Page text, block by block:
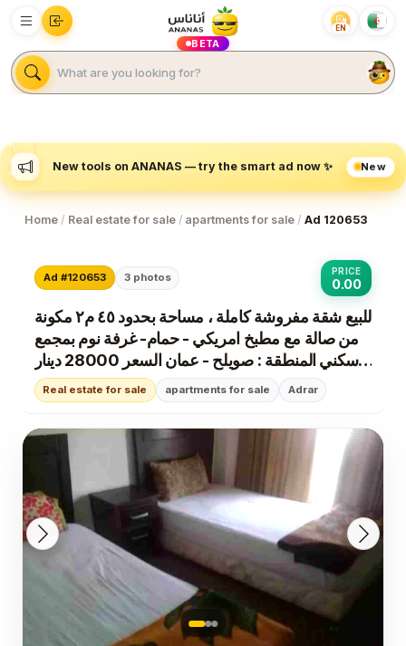
EN
BETA
New tools on ANANAS — try the smart ad now ✨ New
Home / Real estate for sale / apartments for sale / Ad 120653
Ad #120653 3 photos
PRICE
0.00
للبيع شقة مفروشة كاملة ، مساحة بحدود ٤٥ م٢ مكونة
من صالة مع مطبخ امريكي - حمام- غرفة نوم بمجمع
سكني المنطقة : صويلح - عمان السعر 28000 دينار
اردني للتواصل واتساب : 0096550112136
Real estate for sale apartments for sale Adrar